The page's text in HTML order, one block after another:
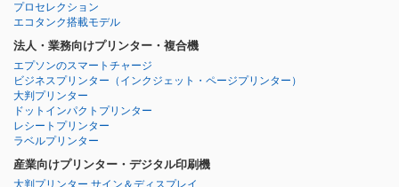
プロセレクション
エコタンク搭載モデル
法人・業務向けプリンター・複合機
エプソンのスマートチャージ
ビジネスプリンター （インクジェット・ページプリンター）
大判プリンター
ドットインパクトプリンター
レシートプリンター
ラベルプリンター
産業向けプリンター・デジタル印刷機
大判プリンター サイン＆ディスプレイ